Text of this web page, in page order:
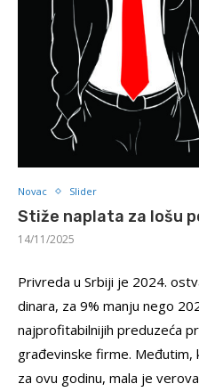
Novac Slider
Stiže naplata za lošu
14/11/2025
Privreda u Srbiji je 2024.
dinara, za 9% manju nego
najprofitabilnijih preduzeća
građevinske firme. Međutim,
za ovu godinu, mala je